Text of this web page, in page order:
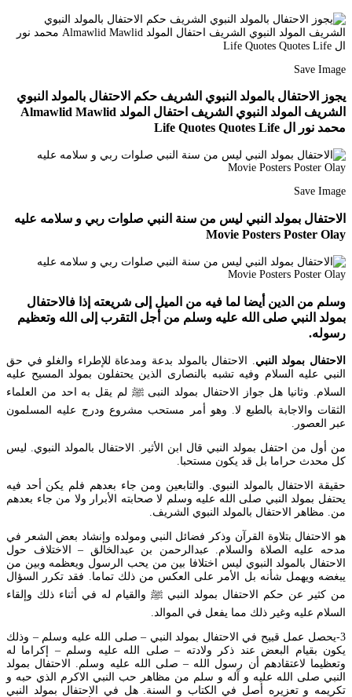
Save Image
يجوز الاحتفال بالمولد النبوي الشريف حكم الاحتفال بالمولد النبوي
الشريف المولد النبوي الشريف احتفال المولد Almawlid Mawlid
محمد نور ال Life Quotes Quotes Life
Save Image
الاحتفال بمولد النبي ليس من سنة النبي صلوات ربي و سلامه عليه
Movie Posters Poster Olay
وسلم من الدين أيضا لما فيه من الميل إلى شريعته إذا فالاحتفال
بمولد النبي صلى الله عليه وسلم من أجل التقرب إلى الله وتعظيم
رسوله.
الاحتفال بمولد النبي . الاحتفال بالمولد بدعة ومدعاة للإطراء والغلو في حق
النبي عليه السلام وفيه تشبه بالنصارى الذين يحتفلون بمولد المسيح عليه
السلام. وثانيا هل جواز الاحتفال بمولد النبى ﷺ لم يقل به احد من العلماء
الثقات والاجابة بالطبع لا. وهو أمر مستحب مشروع ودرج عليه المسلمون
عبر العصور.
من أول من احتفل بمولد النبي قال ابن الأثير. الاحتفال بالمولد النبوي. ليس
كل محدث حراما بل قد يكون مستحبا.
حقيقة الاحتفال بالمولد النبوي. والتابعين ومن جاء بعدهم فلم يكن أحد فيه
يحتفل بمولد النبي صلى الله عليه وسلم لا صحابته الأبرار ولا من جاء بعدهم
من. مظاهر الاحتفال بالمولد النبوي الشريف.
هو الاحتفال بتلاوة القرآن وذكر فضائل النبي ومولده وإنشاد بعض الشعر في
مدحه عليه الصلاة والسلام. عبدالرحمن بن عبدالخالق – الاختلاف حول
الاحتفال بالمولد النبوي ليس اختلافا بين من يحب الرسول ويعظمه وبين من
يبغضه ويهمل شأنه بل الأمر على العكس من ذلك تماما. فقد تكرر السؤال
من كثير عن حكم الاحتفال بمولد النبي ﷺ والقيام له في أثناء ذلك وإلقاء
السلام عليه وغير ذلك مما يفعل في الموالد.
3-يحصل عمل قبيح في الاحتفال بمولد النبي – صلى الله عليه وسلم – وذلك
يكون بقيام البعض عند ذكر ولادته – صلى الله عليه وسلم – إكراما له
وتعظيما لاعتقادهم أن رسول الله – صلى الله عليه وسلم. الاحتفال بمولد
النبي صلى الله عليه و آله و سلم من مظاهر حب النبي الاكرم الذي حبه و
تكريمه و تعزيره أصل في الكتاب و السنة. هل في الاحتفال بمولد النبي